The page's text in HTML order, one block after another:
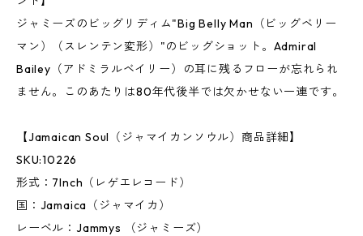
ジャミーズのビッグリディム"Big Belly Man（ビッグベリー
マン）（スレンテン変形）"のビッグショット。Admiral
Bailey（アドミラルベイリー）の耳に残るフローが忘れられ
ません。このあたりは80年代後半では欠かせない一連です。
【Jamaican Soul（ジャマイカンソウル）商品詳細】
SKU:10226
形式：7Inch（レゲエレコード）
国：Jamaica（ジャマイカ）
レーベル：Jammys （ジャミーズ）